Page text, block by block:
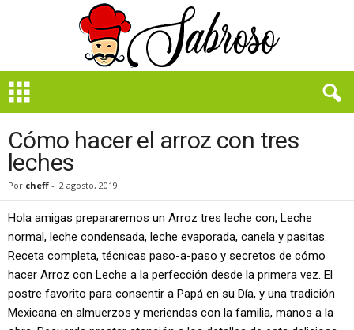
e
Cómo hacer el arroz con tres
leches
Por cheff - 2 agosto, 2019
Hola amigas prepararemos un Arroz tres leche con, Leche
normal, leche condensada, leche evaporada, canela y pasitas.
Receta completa, técnicas paso-a-paso y secretos de cómo
hacer Arroz con Leche a la perfección desde la primera vez. El
postre favorito para consentir a Papá en su Día, y una tradición
Mexicana en almuerzos y meriendas con la familia, manos a la